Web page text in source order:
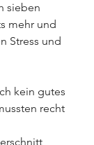
sieben
mehr und
Stress und
kein gutes
recht